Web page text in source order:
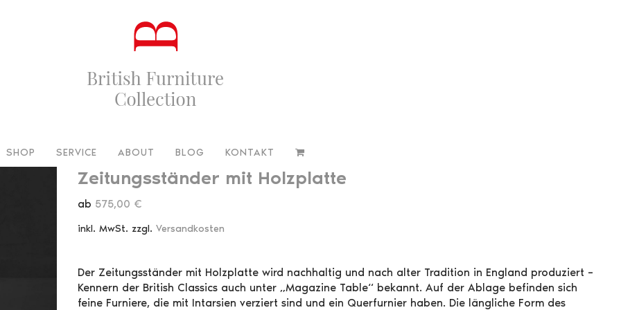
SHOP SERVICE ABOUT BLOG KONTAKT
Zeitungsständer mit Holzplatte
ab 575,00 €
inkl. MwSt. zzgl. Versandkosten
Der Zeitungsständer mit Holzplatte wird nachhaltig und nach alter Tradition in England produziert –
Kennern der British Classics auch unter „Magazine Table“ bekannt. Auf der Ablage befinden sich
feine Furniere, die mit Intarsien verziert sind und ein Querfurnier haben. Die längliche Form des